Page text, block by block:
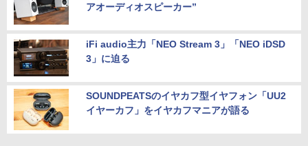
アオーディオスピーカー”
iFi audio主力「NEO Stream 3」「NEO iDSD
3」に迫る
SOUNDPEATSのイヤカフ型イヤフォン「UU2
イヤーカフ」をイヤカフマニアが語る